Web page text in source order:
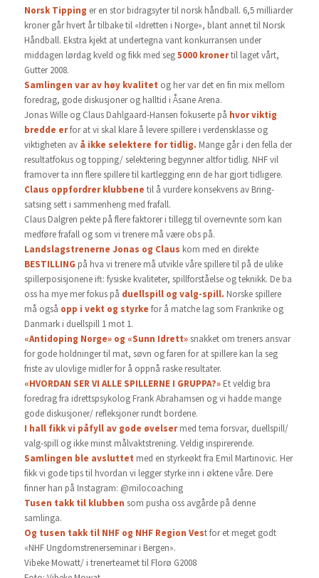
Norsk Tipping er en stor bidragsyter til norsk håndball. 6,5 milliarder
kroner går hvert år tilbake til «Idretten i Norge», blant annet til Norsk
Håndball. Ekstra kjekt at undertegna vant konkurransen under
middagen lørdag kveld og fikk med seg5000 kronertil laget vårt,
Gutter 2008.
Samlingen var av høy kvalitet og her var det en fin mix mellom
foredrag, gode diskusjoner og halltid i Åsane Arena.
Jonas Wille og Claus Dahlgaard-Hansen fokuserte på hvor viktig
bredde erfor at vi skal klare å levere spillere i verdensklasse og
viktigheten av å ikke selektere for tidlig. Mange går i den fella der
resultatfokus og topping/ selektering begynner altfor tidlig. NHF vil
framover ta inn flere spillere til kartlegging enn de har gjort tidligere.
Claus oppfordrer klubbene til å vurdere konsekvens av Bring-
satsing sett i sammenheng med frafall.
Claus Dalgren pekte på flere faktorer i tillegg til overnevnte som kan
medføre frafall og som vi trenere må være obs på.
Landslagstrenerne Jonas og Claus kom med en direkte
BESTILLING på hva vi trenere må utvikle våre spillere til på de ulike
spillerposisjonene ift: fysiske kvaliteter, spillforståelse og teknikk. De ba
oss ha mye mer fokus på duellspill og valg-spill. Norske spillere
må også opp i vekt og styrke for å matche lag som Frankrike og
Danmark i duellspill 1 mot 1.
«Antidoping Norge» og «Sunn Idrett»snakket om treners ansvar
for gode holdninger til mat, søvn og faren for at spillere kan la seg
friste av ulovlige midler for å oppnå raske resultater.
«HVORDAN SER VI ALLE SPILLERNE I GRUPPA?» Et veldig bra
foredrag fra idrettspsykolog Frank Abrahamsen og vi hadde mange
gode diskusjoner/ refleksjoner rundt bordene.
I hall fikk vi påfyll av gode øvelsermed tema forsvar, duellspill/
valg-spill og ikke minst målvaktstrening. Veldig inspirerende.
Samlingen ble avsluttet med en styrkeøkt fra Emil Martinovic. Her
fikk vi gode tips til hvordan vi legger styrke inn i øktene våre. Dere
finner han på Instagram: @milocoaching
Tusen takk til klubben som pusha oss avgårde på denne
samlinga.
Og tusen takk til NHF og NHF Region Vest for et meget godt
«NHF Ungdomstrenerseminar i Bergen».
Vibeke Mowatt/ i trenerteamet til Florø G2008